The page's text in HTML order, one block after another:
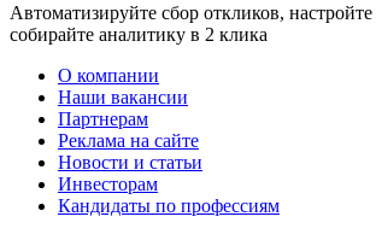
Автоматизируйте сбор откликов,
собирайте аналитику в 2 клика
О компании
Наши вакансии
Партнерам
Реклама на сайте
Новости и статьи
Инвесторам
Кандидаты по профессиям